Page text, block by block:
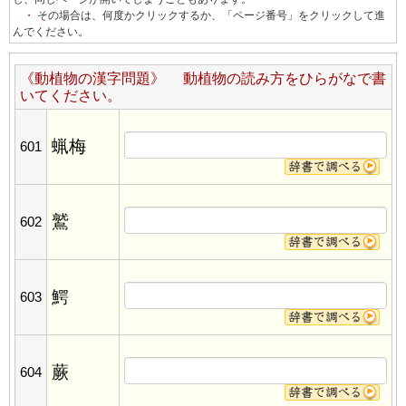
・
その場合は、何度かクリックするか、「ページ番号」をクリックして進
んでください。
《動植物の漢字問題》 動植物の読み方をひらがなで書
いてください。
601 蝋梅
602 鷲
603 鰐
604 蕨